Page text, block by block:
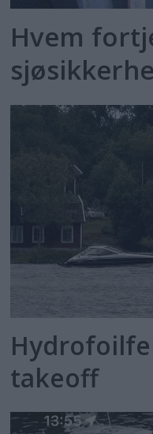
Hvem
takeoff